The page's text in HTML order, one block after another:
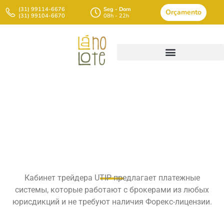
(31) 99114-6676
(31) 99104-6670
Seg - Dom
08h - 22h
Orçamento
Кабинет трейдера UTIP предлагает платежные
системы, которые работают с брокерами из любых
юрисдикций и не требуют наличия Форекс-лицензии.